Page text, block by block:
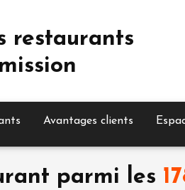
restaurants
Avantages clients
parmi les